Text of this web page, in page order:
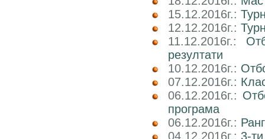
15.12.2016г.:
12.12.2016г.:
11.12.2016г.:
резултати
10.12.2016г.:
07.12.2016г.:
06.12.2016г.:
програма
06.12.2016г.:
04.12.2016г.: 3-